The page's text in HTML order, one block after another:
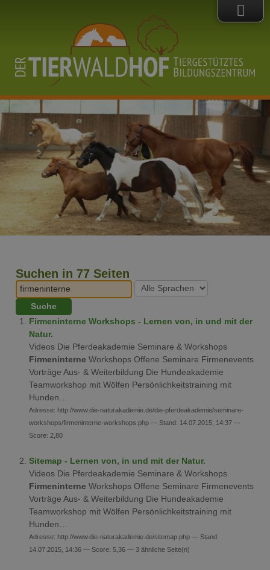
Suchen in 77 Seiten
Firmeninterne Workshops - Lernen von, in und mit der
Natur.
Videos Die Pferdeakademie Seminare & Workshops
Firmeninterne Workshops Offene Seminare Firmenevents
Vorträge Aus- & Weiterbildung Die Hundeakademie
Teamworkshop mit Wölfen Persönlichkeitstraining mit
Hunden…
Adresse: http://www.die-naturakademie.de/die-pferdeakademie/seminare-
workshops/firmeninterne-workshops.php — Stand: 14.07.2015, 14:37 —
Score: 2,80
Sitemap - Lernen von, in und mit der Natur.
Videos Die Pferdeakademie Seminare & Workshops
Firmeninterne Workshops Offene Seminare Firmenevents
Vorträge Aus- & Weiterbildung Die Hundeakademie
Teamworkshop mit Wölfen Persönlichkeitstraining mit
Hunden…
Adresse: http://www.die-naturakademie.de/sitemap.php — Stand:
14.07.2015, 14:36 — Score: 5,36 — 3 ähnliche Seite(n)